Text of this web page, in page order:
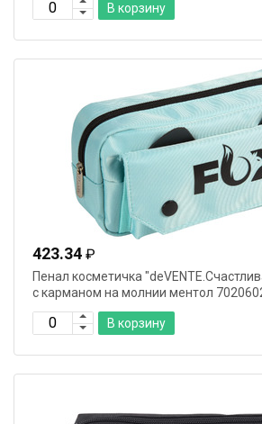
В корзину
423.34 ₽
Пенал косметичка
с карманом на молнии ментол
В корзину